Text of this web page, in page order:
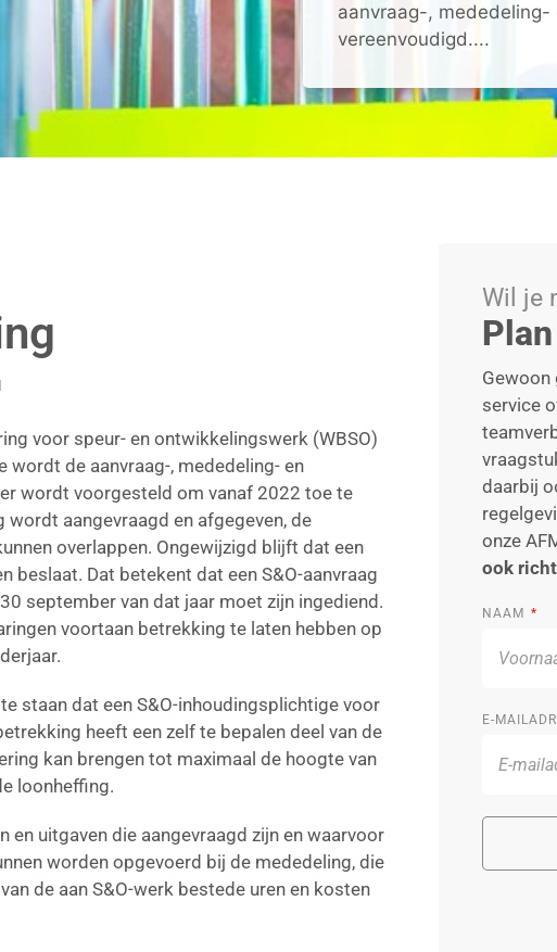
aanvraag-,
vereenvoudigd....
voor speur- en ontwikkelingswerk (WBSO)
wordt de aanvraag-, mededeling- en
wordt voorgesteld om vanaf 2022 toe te
wordt aangevraagd en afgegeven, de
overlappen. Ongewijzigd blijft dat een
beslaat. Dat betekent dat een S&O-aanvraag
september van dat jaar moet zijn ingediend.
voortaan betrekking te laten hebben op
staan dat een S&O-inhoudingsplichtige voor
heeft een zelf te bepalen deel van de
kan brengen tot maximaal de hoogte van
loonheffing.
uitgaven die aangevraagd zijn en waarvoor
worden opgevoerd bij de mededeling, die
de aan S&O-werk bestede uren en kosten
Wil je
Gewoon
service
daarbij
onze
ook
NAAM
E-